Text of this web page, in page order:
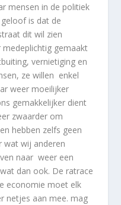
mensen in de politiek
is dat de
dit wil zien
medeplichtig gemaakt
vernietiging en
ze willen enkel
weer moeilijker
gemakkelijker dient
zwaarder om
hebben zelfs geen
wat wij anderen
naar weer een
dan ook. De ratrace
economie moet elk
netjes aan mee. mag